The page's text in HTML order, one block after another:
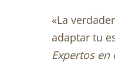
«La
adaptar tu
Expertos